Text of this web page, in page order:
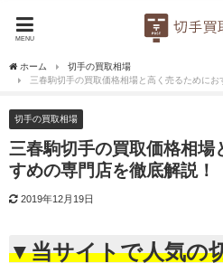
MENU
ホーム
切手の買取相場
三春駒切手の買取価格相場と高く売るためにお
切手の買取相場
三春駒切手の買取価格相場
すめの専門店を徹底解説！
2019年12月19日
▼当サイトで人気の